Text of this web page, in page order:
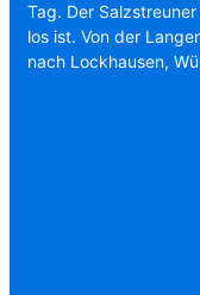
Tag. Der
los ist. Von der
nach Lockhausen,